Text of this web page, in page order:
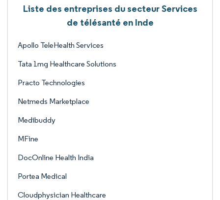
Liste des entreprises du secteur Services
de télésanté en Inde
Apollo TeleHealth Services
Tata 1mg Healthcare Solutions
Practo Technologies
Netmeds Marketplace
Medibuddy
MFine
DocOnline Health India
Portea Medical
Cloudphysician Healthcare